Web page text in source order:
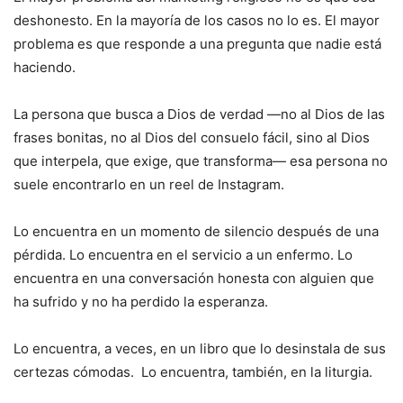
deshonesto. En la mayoría de los casos no lo es. El mayor
problema es que responde a una pregunta que nadie está
haciendo.
La persona que busca a Dios de verdad —no al Dios de las
frases bonitas, no al Dios del consuelo fácil, sino al Dios
que interpela, que exige, que transforma— esa persona no
suele encontrarlo en un reel de Instagram.
Lo encuentra en un momento de silencio después de una
pérdida. Lo encuentra en el servicio a un enfermo. Lo
encuentra en una conversación honesta con alguien que
ha sufrido y no ha perdido la esperanza.
Lo encuentra, a veces, en un libro que lo desinstala de sus
certezas cómodas. Lo encuentra, también, en la liturgia.